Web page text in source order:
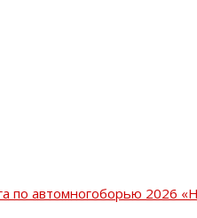
по автомногоборью 2026